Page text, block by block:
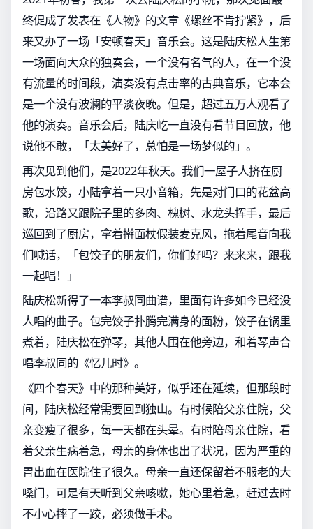
终促成了发表在《人物》的文章《螺丝不肯拧紧》，后
来又办了一场「安顿春天」音乐会。这是陆庆松人生第
一场面向大众的独奏会，一个没有名气的人，在一个没
有流量的时间段，演奏没有点击率的古典音乐，它本会
是一个没有波澜的平淡夜晚。但是，超过五万人观看了
他的演奏。音乐会后，陆庆屹一直没有看节目回放，他
说他不敢，「太美好了，总怕是一场梦似的」。
再次见到他们，是2022年秋天。我们一屋子人挤在厨
房包水饺，小陆拿着一只小音箱，先是对门口的花盆高
歌，沿路又跟院子里的多肉、槐树、水龙头挥手，最后
巡回到了厨房，拿着擀面杖假装麦克风，拖着尾音向我
们喊话，「包饺子的朋友们，你们好吗？来来来，跟我
一起唱！」
陆庆松新得了一本李叔同曲谱，里面有许多如今已经没
人唱的曲子。包完饺子扑腾完满身的面粉，饺子在锅里
煮着，陆庆松在弹琴，其他人围在他旁边，和着琴声合
唱李叔同的《忆儿时》。
《四个春天》中的那种美好，似乎还在延续，但那段时
间，陆庆松经常需要回到独山。有时候陪父亲住院，父
亲变瘦了很多，每一天都在头晕。有时陪母亲住院，看
着父亲生病着急，母亲的身体也出了状况，因为严重的
胃出血在医院住了很久。母亲一直还保留着不服老的大
嗓门，可是有天听到父亲咳嗽，她心里着急，赶过去时
不小心摔了一跤，必须做手术。